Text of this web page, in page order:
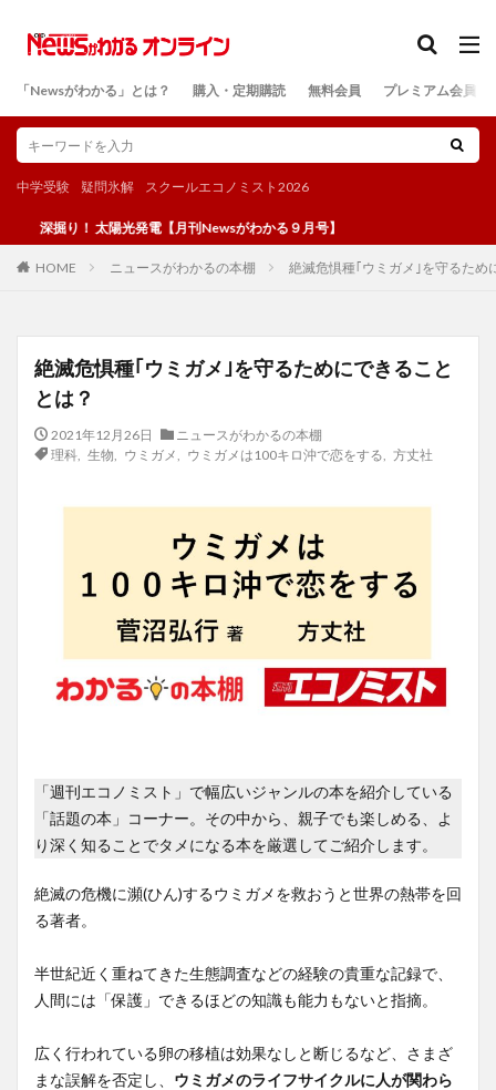
「Newsがわかる」とは？ 購入・定期購読 無料会員 プレミアム会員
中学受験 疑問氷解 スクールエコノミスト2026
り！ 太陽光発電【月刊Newsがわかる９月号】
HOME ニュースがわかるの本棚 絶滅危惧種｢ウミガメ｣を守るため
絶滅危惧種｢ウミガメ｣を守るためにできること
とは？
2021年12月26日
ニュースがわかるの本棚
理科, 生物 ウミガメ ウミガメは100キロ沖で恋をする 方丈社
「週刊エコノミスト」で幅広いジャンルの本を紹介している
「話題の本」コーナー。その中から、親子でも楽しめる、よ
り深く知ることでタメになる本を厳選してご紹介します。
絶滅の危機に瀕(ひん)するウミガメを救おうと世界の熱帯を回
る著者。
半世紀近く重ねてきた生態調査などの経験の貴重な記録で、
人間には「保護」できるほどの知識も能力もないと指摘。
広く行われている卵の移植は効果なしと断じるなど、さまざ
まな誤解を否定し、 ウミガメのライフサイクルに人が関わら
検索